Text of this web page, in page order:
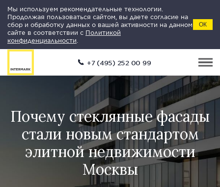
Мы используем рекомендательные технологии.
Продолжая пользоваться сайтом, вы даете согласие на
сбор и обработку данных о вашей активности на данном
сайте в соответствии с Политикой
конфиденциальности
ОК
+7 (495) 252 00 99
Почему стеклянные фасады
стали новым стандартом
элитной недвижимости
Москвы